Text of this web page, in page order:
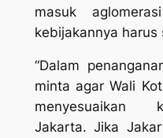
masuk
kebijakannya harus
“Dalam
minta agar Wali
menyesuaikan
Jakarta. Jika